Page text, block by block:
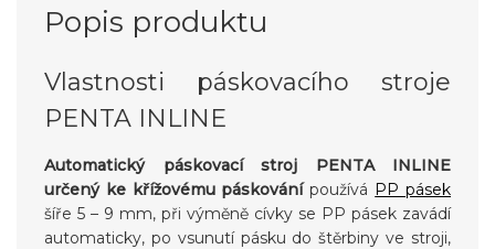
Popis produktu
Vlastnosti páskovacího stroje
PENTA INLINE
Automatický páskovací stroj PENTA INLINE
určený ke křížovému páskovánípoužívá PP pásek
šíře 5 – 9 mm, při výměně cívky se PP pásek zavádí
automaticky, po vsunutí pásku do štěrbiny ve stroji,